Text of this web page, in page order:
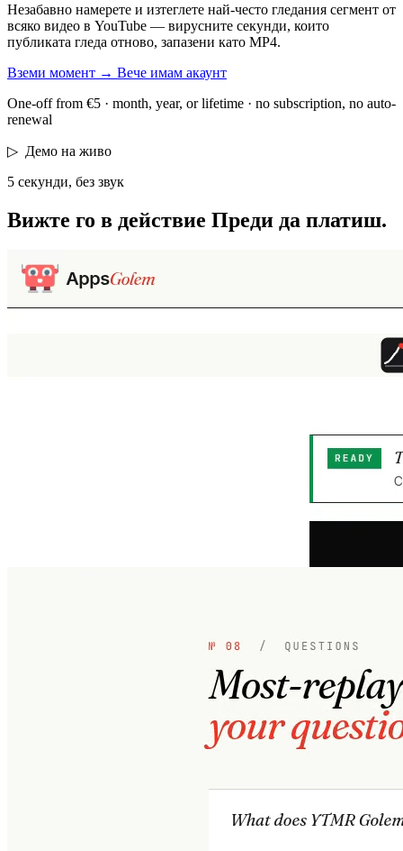
Незабавно намерете и изтеглете най-често гледания сегмент от
всяко видео в YouTube — вирусните секунди, които
публиката гледа отново, запазени като MP4.
Вземи момент → Вече имам акаунт
One-off from €5 · month, year, or lifetime · no subscription, no auto-
renewal
▷ Демо на живо
5 секунди, без звук
Вижте го в действие Преди да платиш.